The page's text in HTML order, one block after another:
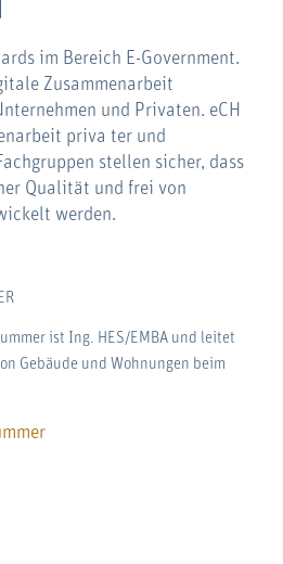
im Bereich E-Government.
Zusammenarbeit
und Privaten. eCH
priva ter und
stellen sicher, dass
Qualität und frei von
werden.
ist Ing. HES/EMBA und leitet
Gebäude und Wohnungen beim